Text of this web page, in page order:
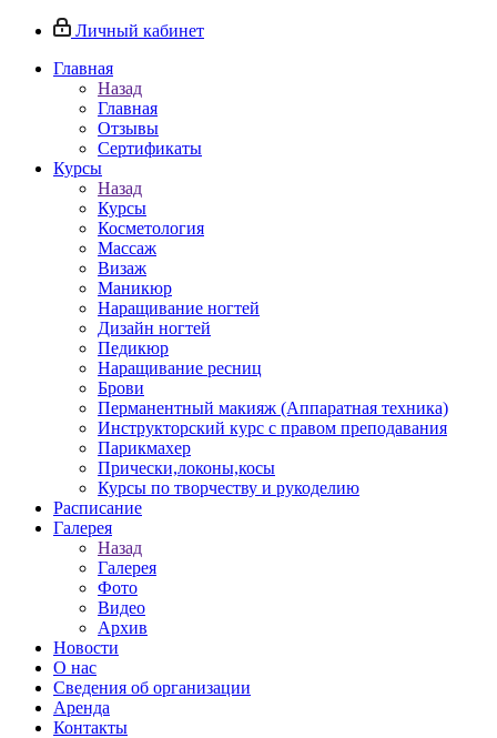
Личный кабинет
Главная
Назад
Главная
Отзывы
Сертификаты
Курсы
Назад
Курсы
Косметология
Массаж
Визаж
Маникюр
Наращивание ногтей
Дизайн ногтей
Педикюр
Наращивание ресниц
Брови
Перманентный макияж (Аппаратная техника)
Инструкторский курс с правом преподавания
Парикмахер
Прически,локоны,косы
Курсы по творчеству и рукоделию
Расписание
Галерея
Назад
Галерея
Фото
Видео
Архив
Новости
О нас
Сведения об организации
Аренда
Контакты